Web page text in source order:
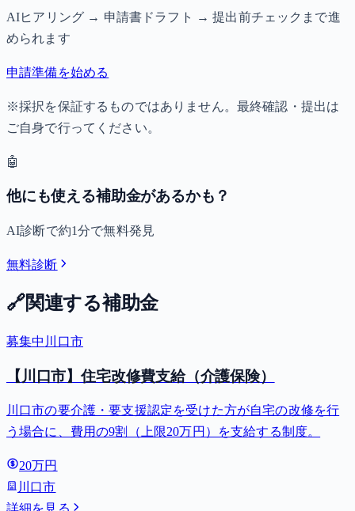
AIヒアリング → 申請書ドラフト → 提出前チェックまで進
められます
申請準備を始める
※採択を保証するものではありません。最終確認・提出は
ご自身で行ってください。
🤖
他にも使える補助金があるかも？
AI診断で約1分で無料発見
無料診断
🔗関連する補助金
募集中 川口市
【川口市】住宅改修費支給（介護保険）
川口市の要介護・要支援認定を受けた方が自宅の改修を行
う場合に、費用の9割（上限20万円）を支給する制度。
20万円
川口市